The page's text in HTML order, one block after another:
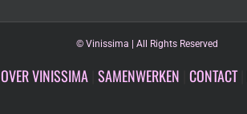
© Vinissima | All Rights Reserved
OVER VINISSIMA SAMENWERKEN CONTACT|